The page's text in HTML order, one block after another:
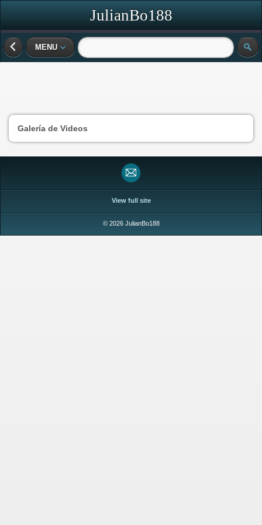
JulianBo188
MENU
Galería de Videos
View full site
© 2026 JulianBo188